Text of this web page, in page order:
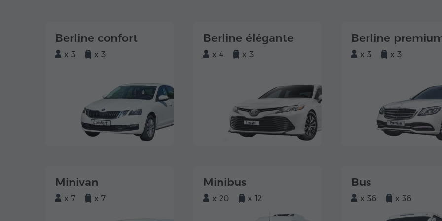
Berline confort
x 3 x 3
Berline élégante
x 4 x 3
Berline
x 3 x 3
Minivan
x 7 x 7
Minibus
x 20 x 12
Bus
x 36 x 36